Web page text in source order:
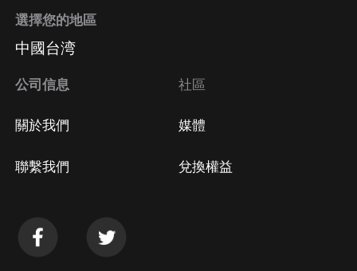
選擇您的地區
中國台湾
公司信息
關於我們
聯繫我們
社區
媒體
兌換權益